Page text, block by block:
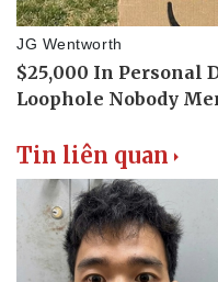
Tin liên quan